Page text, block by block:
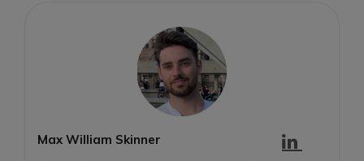
Max William Skinner